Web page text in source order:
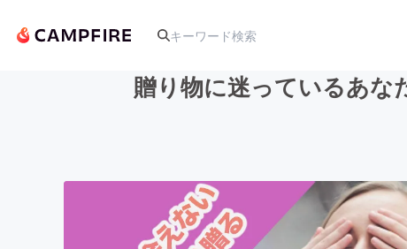
アート・写真
贈り物に迷っているあな